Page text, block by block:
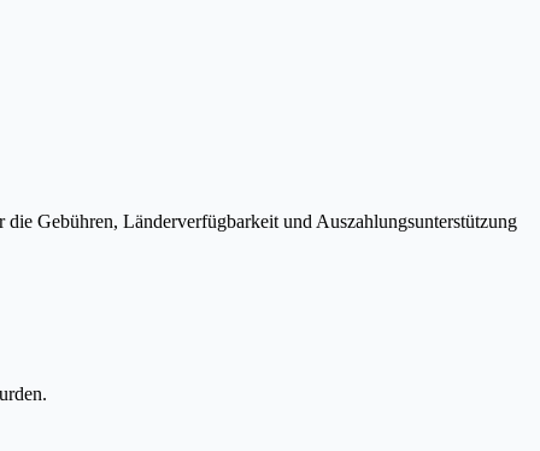
Gebühren, Länderverfügbarkeit und Auszahlungsunterstützung